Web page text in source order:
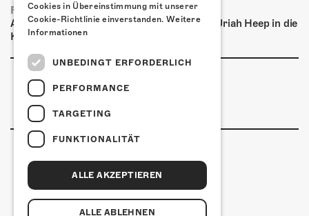
FRISCH BESTÄTIGT: URIAH HEEP
Am Sonntag, 15. November 2026 kommen Uriah Heep in die
Kulturfabrik Kofmehl!
Kulturfabrik Kofmehl
Kofmehlweg 1
Cookies in Übereinstimmung mit unserer
Cookie-Richtlinie einverstanden. Weitere
Informationen
UNBEDINGT ERFORDERLICH
PERFORMANCE
TARGETING
FUNKTIONALITÄT
ALLE AKZEPTIEREN
ALLE ABLEHNEN